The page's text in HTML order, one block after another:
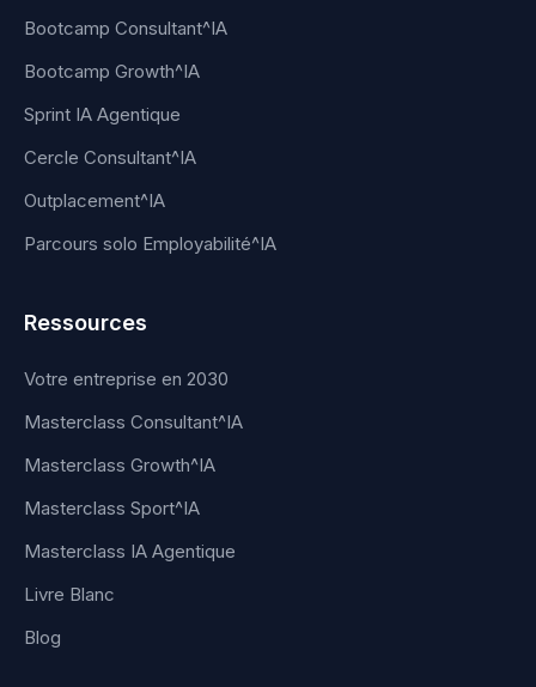
Bootcamp Consultant^IA
Bootcamp Growth^IA
Sprint IA Agentique
Cercle Consultant^IA
Outplacement^IA
Parcours solo Employabilité^IA
Ressources
Votre entreprise en 2030
Masterclass Consultant^IA
Masterclass Growth^IA
Masterclass Sport^IA
Masterclass IA Agentique
Livre Blanc
Blog